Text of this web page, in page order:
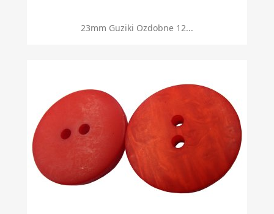
23mm Guziki Ozdobne 12...